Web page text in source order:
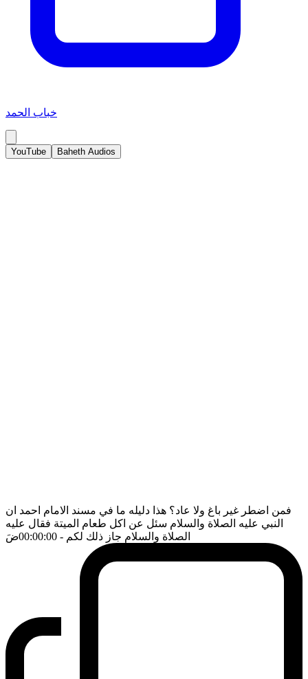
خباب الحمد
YouTube Baheth Audios
فمن اضطر غير باغ ولا عاد؟ هذا دليله ما في مسند الامام احمد ان
النبي عليه الصلاة والسلام سئل عن اكل طعام الميتة فقال عليه
الصلاة والسلام جاز ذلك لكم - 00:00:00 ضَ